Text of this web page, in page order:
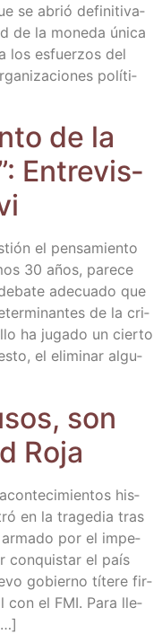
se abrió defi­ni­ti­va­
de la mone­da úni­ca
los esfuer­zos del
polí­ti­
de la
Entre­vis­
el pen­sa­mien­to
30 años, pare­ce
ade­cua­do que
de la cri­
ha juga­do un cier­to
el eli­mi­nar algu­
son
Roja
his­
en la tra­ge­dia tras
por el impe­
con­quis­tar el país
gobierno títe­re fir­
con el FMI. Para lle­